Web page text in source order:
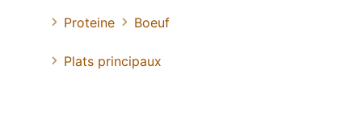
Proteine Boeuf
Plats principaux